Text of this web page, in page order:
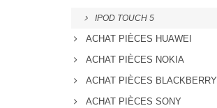
IPOD TOUCH 5
ACHAT PIÈCES HUAWEI
ACHAT PIÈCES NOKIA
ACHAT PIÈCES BLACKBERRY
ACHAT PIÈCES SONY